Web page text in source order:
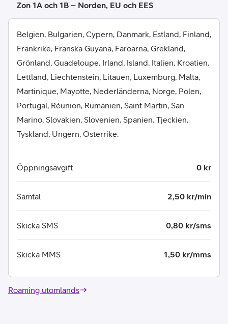
Zon 1A och 1B – Norden, EU och EES
Belgien, Bulgarien, Cypern, Danmark, Estland, Finland,
Frankrike, Franska Guyana, Färöarna, Grekland,
Grönland, Guadeloupe, Irland, Island, Italien, Kroatien,
Lettland, Liechtenstein, Litauen, Luxemburg, Malta,
Martinique, Mayotte, Nederländerna, Norge, Polen,
Portugal, Réunion, Rumänien, Saint Martin, San
Marino, Slovakien, Slovenien, Spanien, Tjeckien,
Tyskland, Ungern, Österrike.
Öppningsavgift 0 kr
Samtal 2,50 kr/min
Skicka SMS 0,80 kr/sms
Skicka MMS 1,50 kr/mms
Roaming utomlands